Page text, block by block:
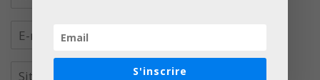
S'inscrire